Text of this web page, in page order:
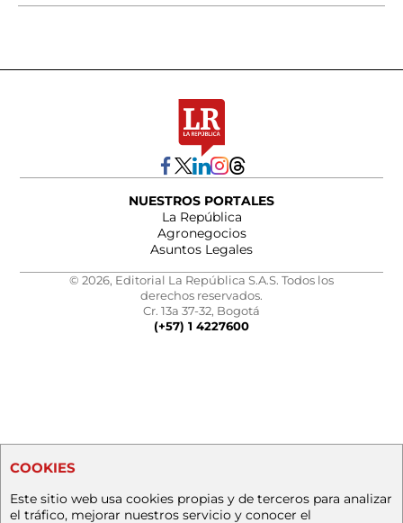
NUESTROS PORTALES
La República
Agronegocios
Asuntos Legales
© 2026, Editorial La República S.A.S. Todos los
derechos reservados.
Cr. 13a 37-32, Bogotá
(+57) 1 4227600
COOKIES
Este sitio web usa cookies propias y de terceros para analizar
el tráfico, mejorar nuestros servicio y conocer el